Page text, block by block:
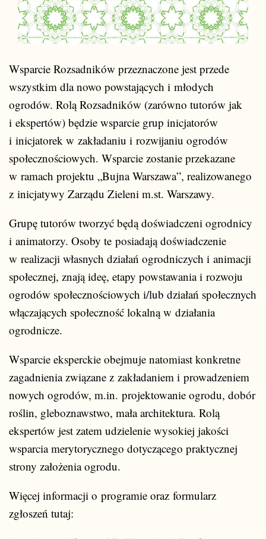
Wsparcie Rozsadników przeznaczone jest przede
wszystkim dla nowo powstających i młodych
ogrodów. Rolą Rozsadników (zarówno tutorów jak
i ekspertów) będzie wsparcie grup inicjatorów
i inicjatorek w zakładaniu i rozwijaniu ogrodów
społecznościowych. Wsparcie zostanie przekazane
w ramach projektu „Bujna Warszawa”, realizowanego
z inicjatywy Zarządu Zieleni m.st. Warszawy.
Grupę tutorów tworzyć będą doświadczeni ogrodnicy
i animatorzy. Osoby te posiadają doświadczenie
w realizacji własnych działań ogrodniczych i animacji
społecznej, znają ideę, etapy powstawania i rozwoju
ogrodów społecznościowych i/lub działań społecznych
włączających społeczność lokalną w działania
ogrodnicze.
Wsparcie eksperckie obejmuje natomiast konkretne
zagadnienia związane z zakładaniem i prowadzeniem
nowych ogrodów, m.in. projektowanie ogrodu, dobór
roślin, gleboznawstwo, mała architektura. Rolą
ekspertów jest zatem udzielenie wysokiej jakości
wsparcia merytorycznego dotyczącego praktycznej
strony założenia ogrodu.
Więcej informacji o programie oraz formularz
zgłoszeń tutaj: